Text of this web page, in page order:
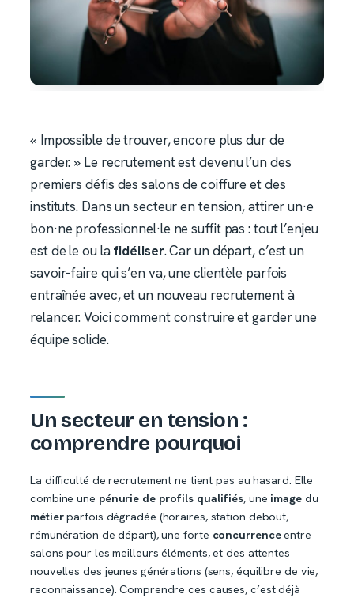
« Impossible de trouver, encore plus dur de
garder. » Le recrutement est devenu l’un des
premiers défis des salons de coiffure et des
instituts. Dans un secteur en tension, attirer un·e
bon·ne professionnel·le ne suffit pas : tout l’enjeu
est de le ou lafidéliser. Car un départ, c’est un
savoir-faire qui s’en va, une clientèle parfois
entraînée avec, et un nouveau recrutement à
relancer. Voici comment construire et garder une
équipe solide.
Un secteur en tension :
comprendre pourquoi
La difficulté de recrutement ne tient pas au hasard. Elle
combine une pénurie de profils qualifiés, une image du
métierparfois dégradée (horaires, station debout,
rémunération de départ), une forte concurrenceentre
salons pour les meilleurs éléments, et des attentes
nouvelles des jeunes générations (sens, équilibre de vie,
reconnaissance). Comprendre ces causes, c’est déjà